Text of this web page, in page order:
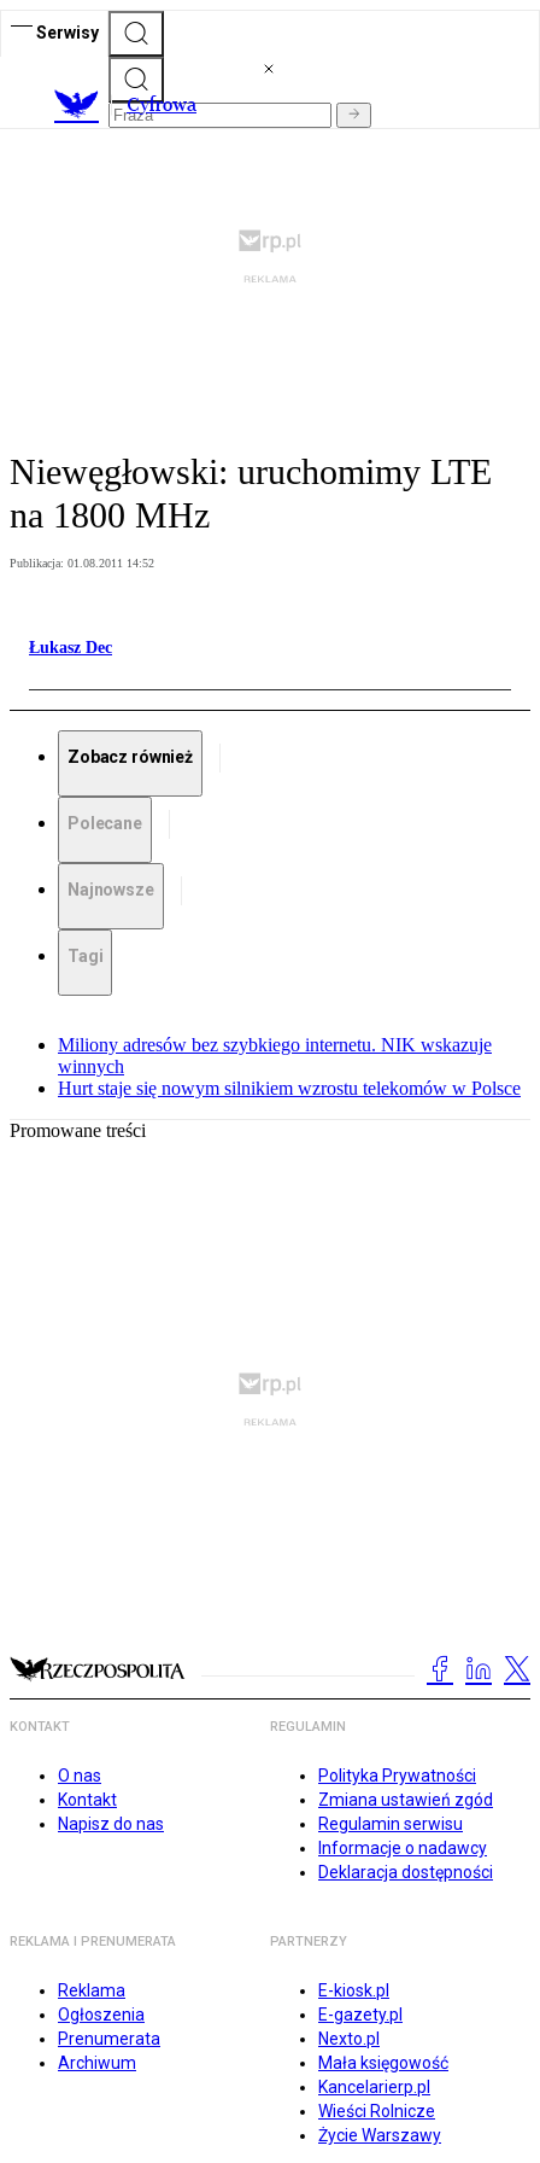
Serwisy
Cyfrowa
Niewęgłowski: uruchomimy LTE
na 1800 MHz
Publikacja: 01.08.2011 14:52
Łukasz Dec
Zobacz również
Polecane
Najnowsze
Tagi
Miliony adresów bez szybkiego internetu. NIK wskazuje
winnych
Hurt staje się nowym silnikiem wzrostu telekomów w Polsce
Promowane treści
KONTAKT
O nas
Kontakt
Napisz do nas
REGULAMIN
Polityka Prywatności
Zmiana ustawień zgód
Regulamin serwisu
Informacje o nadawcy
Deklaracja dostępności
REKLAMA I PRENUMERATA
Reklama
Ogłoszenia
Prenumerata
Archiwum
PARTNERZY
E-kiosk.pl
E-gazety.pl
Nexto.pl
Mała księgowość
Kancelarierp.pl
Wieści Rolnicze
Życie Warszawy